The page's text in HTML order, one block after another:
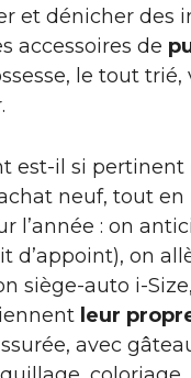
et dénicher des
accessoires de
le tout
est-il si pertinent
neuf, tout
l’année : on
d’appoint), on
siège-auto i-
leur
avec